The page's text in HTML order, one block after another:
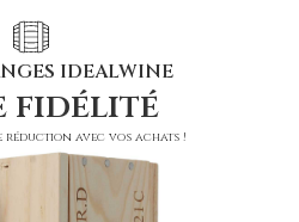
IDEALWINE
fidélité
réduction avec vos achats !